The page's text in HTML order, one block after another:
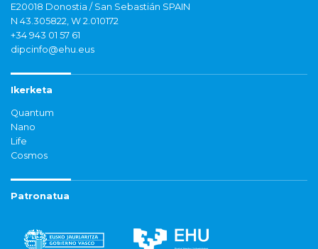
E20018 Donostia / San Sebastián SPAIN
N 43.305822, W 2.010172
+34 943 01 57 61
dipcinfo@ehu.eus
Ikerketa
Quantum
Nano
Life
Cosmos
Patronatua